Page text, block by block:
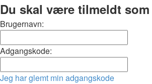
Du skal være tilmeldt
Brugernavn:
Adgangskode:
Jeg har glemt min adgangskode